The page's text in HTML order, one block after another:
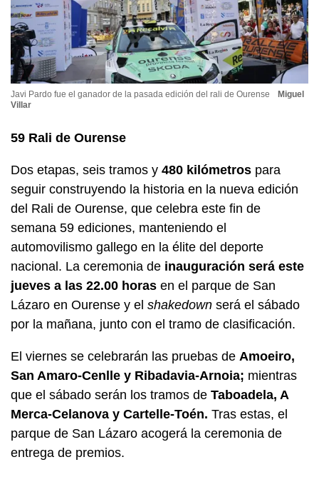
Javi Pardo fue el ganador de la pasada edición del rali de Ourense
Miguel
Villar
59 Rali de Ourense
Dos etapas, seis tramos y 480 kilómetros para
seguir construyendo la historia en la nueva edición
del Rali de Ourense, que celebra este fin de
semana 59 ediciones, manteniendo el
automovilismo gallego en la élite del deporte
nacional. La ceremonia de inauguración será este
jueves a las 22.00 horas en el parque de San
Lázaro en Ourense y el shakedown será el sábado
por la mañana, junto con el tramo de clasificación.
El viernes se celebrarán las pruebas de Amoeiro,
San Amaro-Cenlle y Ribadavia-Arnoia; mientras
que el sábado serán los tramos de Taboadela, A
Merca-Celanova y Cartelle-Toén. Tras estas, el
parque de San Lázaro acogerá la ceremonia de
entrega de premios.